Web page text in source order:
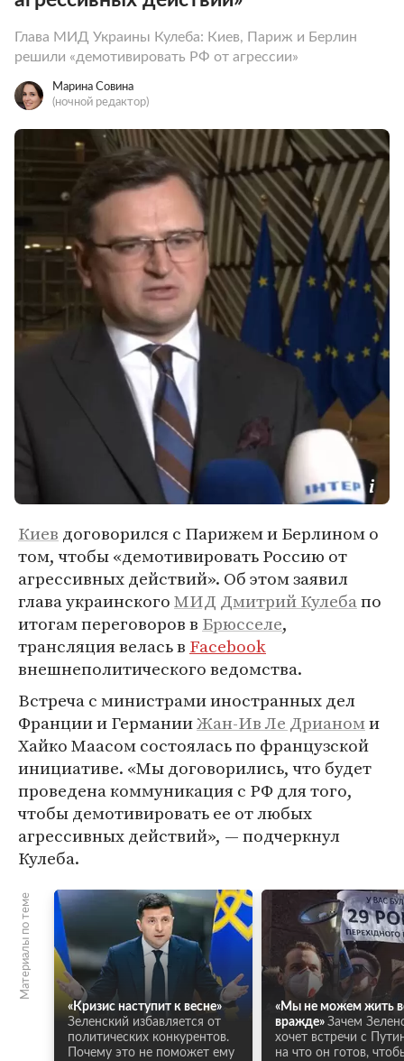
Глава МИД Украины Кулеба: Киев, Париж и Берлин
решили «демотивировать РФ от агрессии»
Марина Совина
(ночной редактор)
Киев договорился с Парижем и Берлином о
том, чтобы «демотивировать Россию от
агрессивных действий». Об этом заявил
глава украинскогоМИД Дмитрий Кулебапо
итогам переговоров в Брюсселе,
трансляция велась в Facebook
внешнеполитического ведомства.
Встреча с министрами иностранных дел
Франции и ГерманииЖан-Ив Ле Дрианоми
Хайко Маасом состоялась по французской
инициативе. «Мы договорились, что будет
проведена коммуникация с РФ для того,
чтобы демотивировать ее от любых
агрессивных действий», — подчеркнул
Кулеба.
Материалы по теме
«Кризис наступит к весне»
Зеленский избавляется от
политических конкурентов.
Почему это не поможет ему
«Мы не можем жить
вражде» Зачем
хочет встречи с
на что он готов,